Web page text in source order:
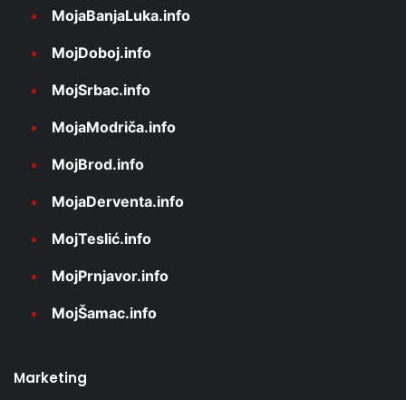
MojaBanjaLuka.info
MojDoboj.info
MojSrbac.info
MojaModriča.info
MojBrod.info
MojaDerventa.info
MojTeslić.info
MojPrnjavor.info
MojŠamac.info
Marketing